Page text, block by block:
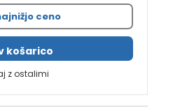
ceno
košarico
z ostalimi